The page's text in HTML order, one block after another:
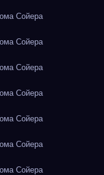
Сойера
Сойера
Сойера
Сойера
Сойера
Сойера
Сойера